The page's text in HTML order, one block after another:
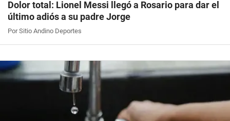
Dolor total: Lionel Messi llegó a Rosario para dar el
último adiós a su padre Jorge
Por Sitio Andino Deportes